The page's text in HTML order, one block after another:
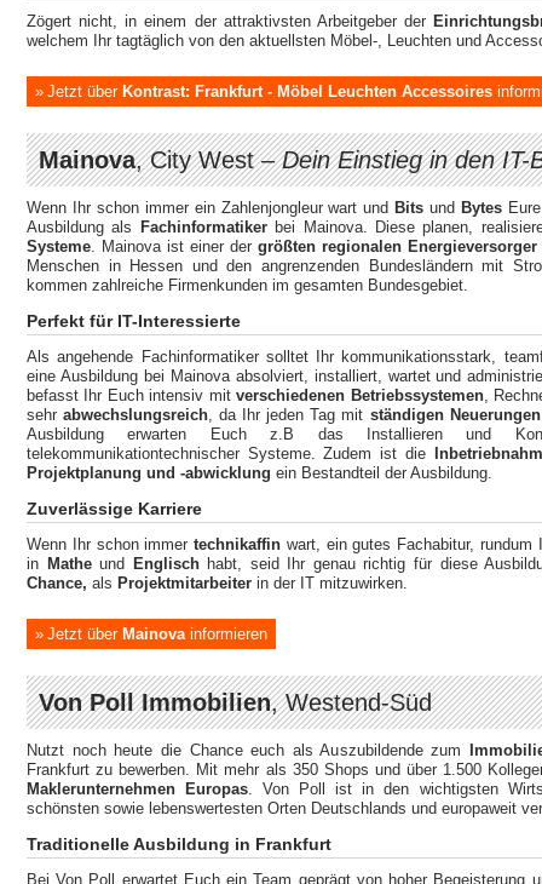
Zögert nicht, in einem der attraktivsten Arbeitgeber der
welchem Ihr tagtäglich von den aktuellsten Möbel-, Leuchten und
Jetzt über Kontrast: Frankfurt - Möbel Leuchten Accessoires
Mainova, City West –Dein Einstieg in den IT-
Wenn Ihr schon immer ein Zahlenjongleur wart und Bitsund Bytes
Ausbildung als Fachinformatiker bei Mainova. Diese planen,
Systeme. Mainova ist einer der größten regionalen Energieversorger
Menschen in Hessen und den angrenzenden Bundesländern mit
kommen zahlreiche Firmenkunden im gesamten Bundesgebiet.
Perfekt für IT-Interessierte
Als angehende Fachinformatiker solltet Ihr kommunikationsstark,
eine Ausbildung bei Mainova absolviert, installiert, wartet und
befasst Ihr Euch intensiv mitverschiedenen Betriebssystemen,
sehrabwechslungsreich, da Ihr jeden Tag mit ständigen
Ausbildung erwarten Euch z.B das Installieren und
telekommunikationtechnischer Systeme. Zudem ist die
Projektplanung und -abwicklung ein Bestandteil der Ausbildung.
Zuverlässige Karriere
Wenn Ihr schon immertechnikaffin wart, ein gutes Fachabitur,
in Matheund Englischhabt, seid Ihr genau richtig für diese
Chance, als Projektmitarbeiter in der IT mitzuwirken.
Jetzt über Mainovainformieren
Von Poll Immobilien, Westend-Süd
Nutzt noch heute die Chance euch als Auszubildende zum
Frankfurt zu bewerben. Mit mehr als 350 Shops und über 1.500
Maklerunternehmen Europas. Von Poll ist in den wichtigsten
schönsten sowie lebenswertesten Orten Deutschlands und europaweit
Traditionelle Ausbildung in Frankfurt
Bei Von Poll erwartet Euch ein Team geprägt von hoher Begeisterung